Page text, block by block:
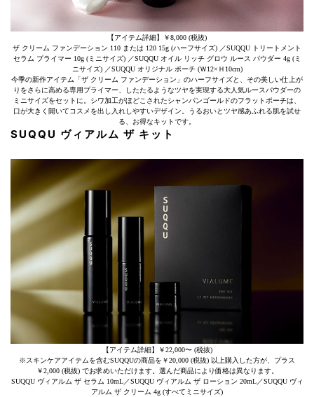
【アイテム詳細】￥8,000 (税抜)
ザ クリーム ファンデーション 110 または 120 15g (ハーフサイズ) ／SUQQU トリートメント
セラム プライマー 10g (ミニサイズ) ／SUQQU オイル リッチ グロウ ルース パウダー 4g (ミ
ニサイズ) ／SUQQU オリジナル ポーチ (Ｗ12×Ｈ10cm)
今季の新作アイテム「ザ クリーム ファンデーション」のハーフサイズと、その美しい仕上が
りをさらに高める専用プライマー、したたるようなツヤを実現する大人気ルースパウダーの
ミニサイズをセットに。シワ加工がほどこされたシャンパンゴールドのフラットポーチは、
口が大きく開いてコスメを出し入れしやすいデザイン。うるおいとツヤ感あふれる肌を試せ
る、お得なキットです。
SUQQU ヴィアルム ザ キット
【アイテム詳細】￥22,000〜 (税抜)
※スキンケアアイテムを含むSUQQUの商品を￥20,000 (税抜) 以上購入した方が、プラス
￥2,000 (税抜) でお求めいただけます。選んだ商品により価格は異なります。
SUQQU ヴィアルム ザ セラム 10mL／SUQQU ヴィアルム ザ ローション 20mL／SUQQU ヴィ
アルム ザ クリーム 4g (すべてミニサイズ)